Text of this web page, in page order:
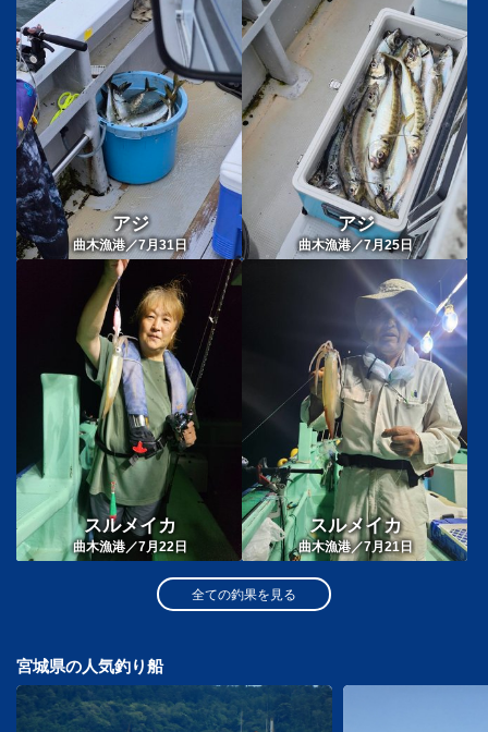
アジ
曲木漁港／7月31日
アジ
曲木漁港／7月25日
スルメイカ
曲木漁港／7月22日
スルメイカ
曲木漁港／7月21日
全ての釣果を見る
宮城県の人気釣り船